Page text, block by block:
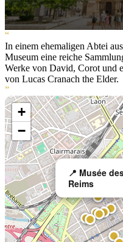
“
In einem ehemaligen Abtei
Museum eine reiche
Werke von David, Corot und
von Lucas Cranach the Elder.
”
📍 Musée
Reims
+
−